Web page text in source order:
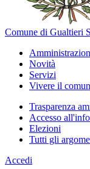
Comune di Gualtieri
Novità
Servizi
Vivere il
Trasparenza
Accesso
Elezioni
Tutti gli
Accedi